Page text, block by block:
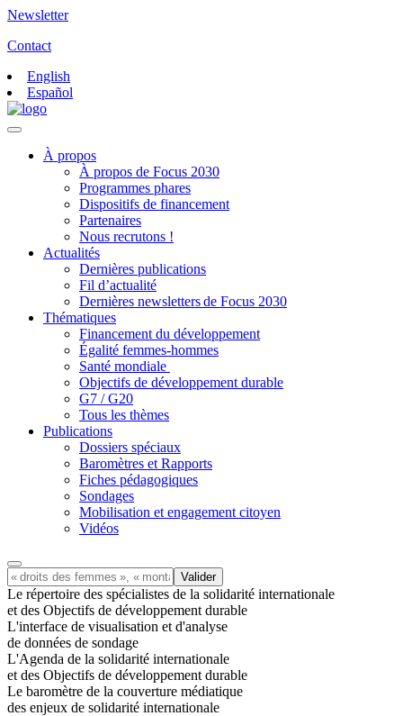
Newsletter
Contact
English
Español
À propos
À propos de Focus 2030
Programmes phares
Dispositifs de financement
Partenaires
Nous recrutons !
Actualités
Dernières publications
Fil d’actualité
Dernières newsletters de Focus 2030
Thématiques
Financement du développement
Égalité femmes-hommes
Santé mondiale
Objectifs de développement durable
G7 / G20
Tous les thèmes
Publications
Dossiers spéciaux
Baromètres et Rapports
Fiches pédagogiques
Sondages
Mobilisation et engagement citoyen
Vidéos
Le répertoire des spécialistes de la solidarité internationale
et des Objectifs de développement durable
L'interface de visualisation et d'analyse
de données de sondage
L'Agenda de la solidarité internationale
et des Objectifs de développement durable
Le baromètre de la couverture médiatique
des enjeux de solidarité internationale